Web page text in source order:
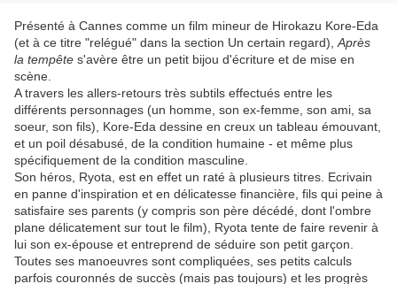
Présenté à Cannes comme un film mineur de Hirokazu Kore-Eda
(et à ce titre "relégué" dans la section Un certain regard), Après
la tempête s'avère être un petit bijou d'écriture et de mise en
scène.
A travers les allers-retours très subtils effectués entre les
différents personnages (un homme, son ex-femme, son ami, sa
soeur, son fils), Kore-Eda dessine en creux un tableau émouvant,
et un poil désabusé, de la condition humaine - et même plus
spécifiquement de la condition masculine.
Son héros, Ryota, est en effet un raté à plusieurs titres. Ecrivain
en panne d'inspiration et en délicatesse financière, fils qui peine à
satisfaire ses parents (y compris son père décédé, dont l'ombre
plane délicatement sur tout le film), Ryota tente de faire revenir à
lui son ex-épouse et entreprend de séduire son petit garçon.
Toutes ses manoeuvres sont compliquées, ses petits calculs
parfois couronnés de succès (mais pas toujours) et les progrès